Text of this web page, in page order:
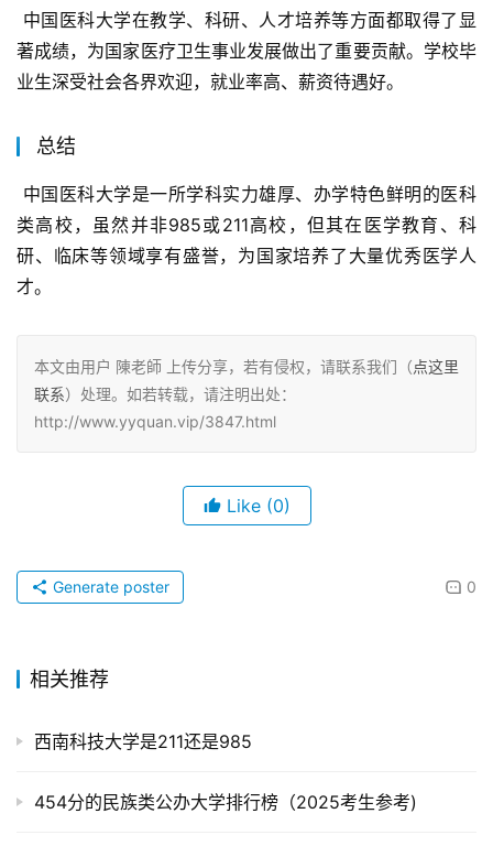
著成绩，为国家医疗卫生事业发展做出了重要贡献。学校毕
业生深受社会各界欢迎，就业率高、薪资待遇好。
总结
类高校，虽然并非985或211高校，但其在医学教育、科
研、临床等领域享有盛誉，为国家培养了大量优秀医学人
才。
本文由用户 陳老師 上传分享，若有侵权，请联系我们（点这里
联系）处理。如若转载，请注明出处：
http://www.yyquan.vip/3847.html
Like (0)
0
Generate poster
相关推荐
西南科技大学是211还是985
454分的民族类公办大学排行榜（2025考生参考)